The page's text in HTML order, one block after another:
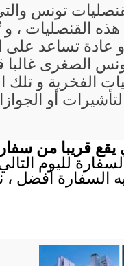
تونس
القنصليات ،
و عادة تساعد
الصغرى غالبا
الفخرية و تلك
أو
قريبا من
لليوم
السفارة أفضل ،